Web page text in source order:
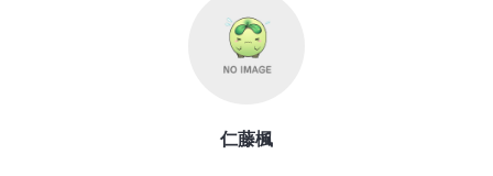
仁藤楓